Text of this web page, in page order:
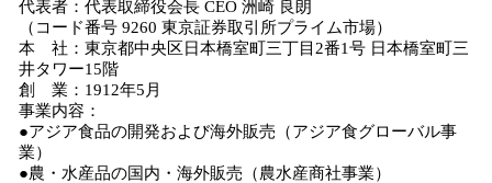
代表者：代表取締役会長 CEO 洲崎 良朗
（コード番号 9260 東京証券取引所プライム市場）
本 社：東京都中央区日本橋室町三丁目2番1号 日本橋室町三
井タワー15階
創 業：1912年5月
事業内容：
●アジア食品の開発および海外販売（アジア食グローバル事
業）
●農・水産品の国内・海外販売（農水産商社事業）